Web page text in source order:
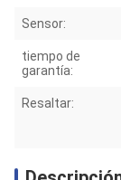
Sensor:
tiempo de
garantía:
Resaltar: